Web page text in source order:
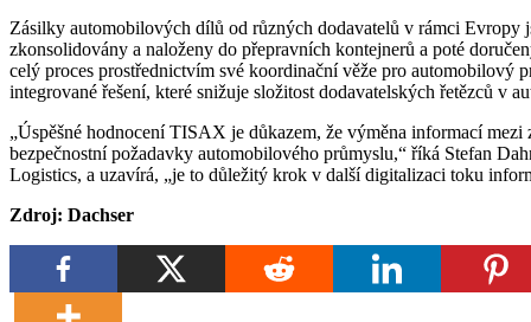
Zásilky automobilových dílů od různých dodavatelů v rámci Evropy
zkonsolidovány a naloženy do přepravních kontejnerů a poté
celý proces prostřednictvím své koordinační věže pro automobilový
integrované řešení, které snižuje složitost dodavatelských řetězců v
„Úspěšné hodnocení TISAX je důkazem, že výměna informací
bezpečnostní požadavky automobilového průmyslu,“ říká Stefan
Logistics, a uzavírá, „je to důležitý krok v další digitalizaci toku
Zdroj: Dachser